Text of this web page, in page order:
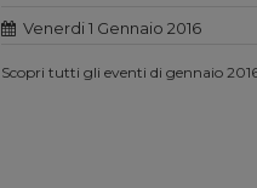
Venerdi 1 Gennaio 2016
Scopri tutti gli eventi di gennaio